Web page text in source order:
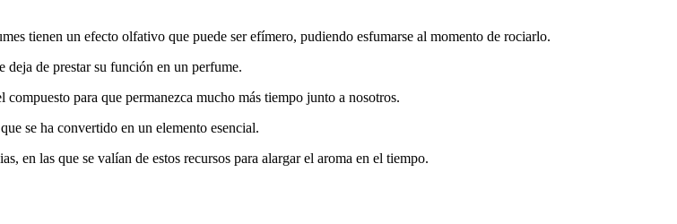
tienen un efecto olfativo que puede ser efímero, pudiendo esfumarse al momento de rociarlo.
de prestar su función en un perfume.
para que permanezca mucho más tiempo junto a nosotros.
se ha convertido en un elemento esencial.
en las que se valían de estos recursos para alargar el aroma en el tiempo.